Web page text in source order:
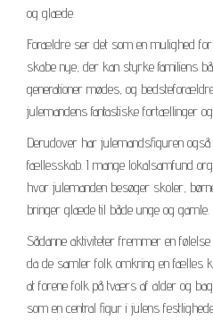
og glæde.
Forældre ser det som en mulighed
skabe nye, der kan styrke familiens
generationer mødes, og
julemandens fantastiske fortællinger
Derudover har julemandsfiguren
fællesskab. I mange lokalsamfund
hvor julemanden besøger skoler,
bringer glæde til både unge og gamle.
Sådanne aktiviteter fremmer en
da de samler folk omkring en fælles
at forene folk på tværs af alder og
som en central figur i julens